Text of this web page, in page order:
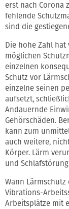
erst nach Corona
fehlende
sind die
Die hohe Zahl
möglichen
einzelnen
Schutz vor
einzelne seinen
aufsetzt,
Andauernde
Gehörschäden.
kann zum
auch weitere,
Körper. Lärm
und
Wann
Vibrations-
Arbeitsplätze mit